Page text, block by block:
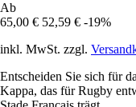
Ab
65,00 € 52,59 € -19%
inkl. MwSt. zzgl.
Entscheiden Sie sich für
Kappa, das für Rugby